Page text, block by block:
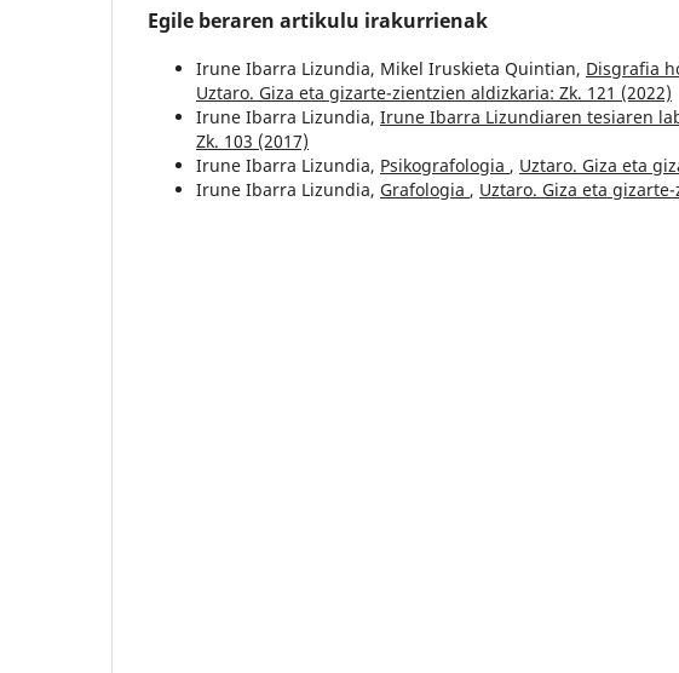
Egile beraren artikulu irakurrienak
Irune Ibarra Lizundia, Mikel Iruskieta Quintian, Disgrafia
Uztaro. Giza eta gizarte-zientzien aldizkaria: Zk. 121 (2022)
Irune Ibarra Lizundia, Irune Ibarra Lizundiaren tesiaren
Zk. 103 (2017)
Irune Ibarra Lizundia, Psikografologia , Uztaro. Giza eta
Irune Ibarra Lizundia, Grafologia , Uztaro. Giza eta